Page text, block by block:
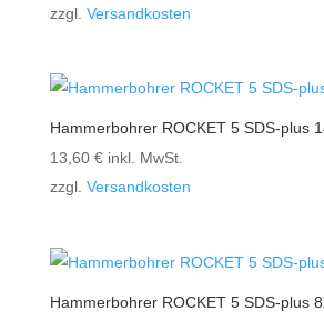
zzgl. Versandkosten
Hammerbohrer ROCKET 5 SDS-plus
13,60 € inkl. MwSt.
zzgl. Versandkosten
Hammerbohrer ROCKET 5 SDS-plus